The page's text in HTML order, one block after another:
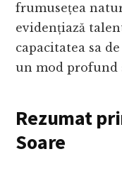
frumusețea
evidențiază
capacitatea sa
un mod profund
Rezumat
Soare